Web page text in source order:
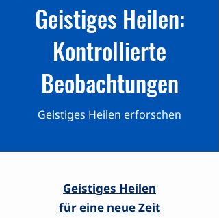
Geistiges Heilen:
Kontrollierte
Beobachtungen
Geistiges Heilen erforschen
Geistiges Heilen
für eine neue Zeit